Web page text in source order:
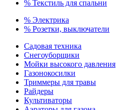
% Текстиль для спальни
% Электрика
% Розетки, выключатели
Садовая техника
Снегоуборщики
Мойки высокого давления
Газонокосилки
Триммеры для травы
Райдеры
Культиваторы